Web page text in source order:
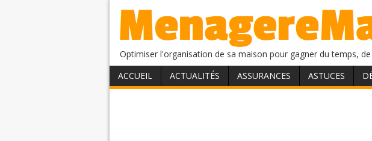
Optimiser l'organisation de sa maison pour gagner du temps,
ACCUEIL
ACTUALITÉS ASSURANCES ASTUCES